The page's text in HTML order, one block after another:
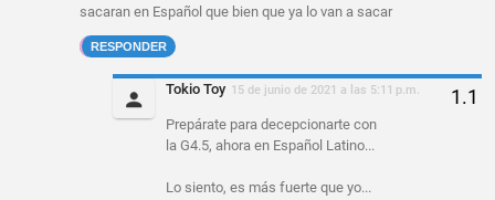
sacaran en Español que bien que ya lo van a sacar
RESPONDER
Tokio Toy 15 de junio de 2021 a las 5:11 p.m.
Prepárate para decepcionarte con
la G4.5, ahora en Español Latino...
Lo siento, es más fuerte que yo...